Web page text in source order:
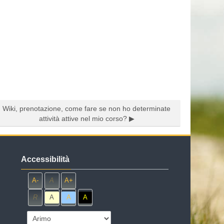
Wiki, prenotazione, come fare se non ho determinate
attività attive nel mio corso? ▶︎
Accessibilità
A- A A+
R A A A